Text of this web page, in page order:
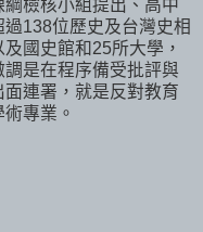
檢核小組提出、高中
138位歷史及台灣史相
國史館和25所大學，
是在程序備受批評與
連署，就是反對教育
專業。